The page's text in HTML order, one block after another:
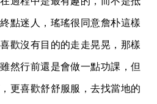
點迷人，瑤瑤很同意詹朴這樣
歡沒有目的的走走晃晃，那樣
然行前還是會做一點功課，但
更喜歡舒舒服服，去找當地的